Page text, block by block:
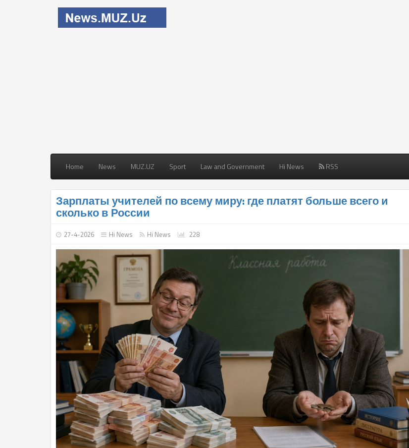
Home News MUZ.UZ Sport Law and Government Hi News RSS
Зарплаты учителей по всему миру: где платят больше всего и
сколько в России
27-4-2026 Hi News Hi News 228